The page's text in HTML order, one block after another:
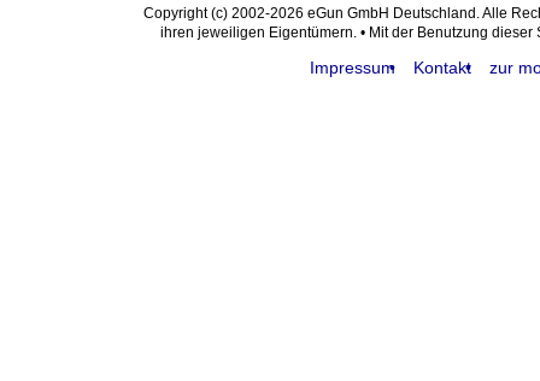
Copyright (c) 2002-2026 eGun GmbH Deutschland. Alle
ihren jeweiligen Eigentümern. • Mit der Benutzung
Impressum Kontakt zur